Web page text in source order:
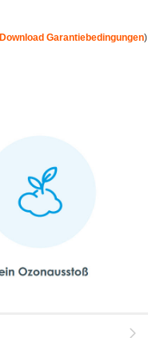
Download Garantiebedingungen)